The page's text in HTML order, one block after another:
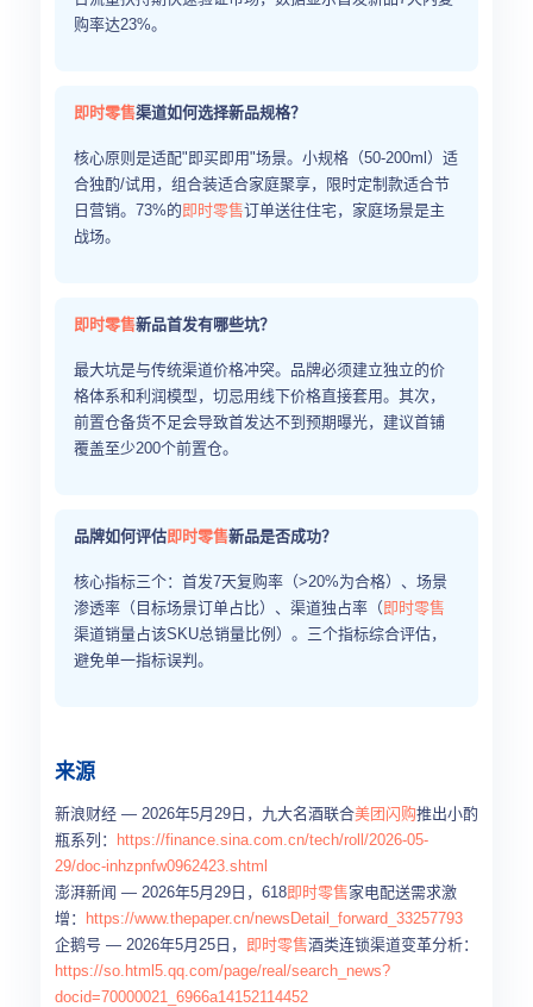
购率达23%。
即时零售渠道如何选择新品规格？
核心原则是适配"即买即用"场景。小规格（50-200ml）适
合独酌/试用，组合装适合家庭聚享，限时定制款适合节
日营销。73%的 即时零售订单送往住宅，家庭场景是主
战场。
即时零售新品首发有哪些坑？
最大坑是与传统渠道价格冲突。品牌必须建立独立的价
格体系和利润模型，切忌用线下价格直接套用。其次，
前置仓备货不足会导致首发达不到预期曝光，建议首铺
覆盖至少200个前置仓。
品牌如何评估即时零售新品是否成功？
核心指标三个：首发7天复购率（>20%为合格）、场景
渗透率（目标场景订单占比）、渠道独占率（ 即时零售
渠道销量占该SKU总销量比例）。三个指标综合评估，
避免单一指标误判。
来源
新浪财经 — 2026年5月29日，九大名酒联合美团闪购推出小酌
瓶系列：
https://finance.sina.com.cn/tech/roll/2026-05-
29/doc-inhzpnfw0962423.shtml
澎湃新闻 — 2026年5月29日，618即时零售家电配送需求激
增：
https://www.thepaper.cn/newsDetail_forward_33257793
企鹅号 — 2026年5月25日，
即时零售酒类连锁渠道变革分析：
https://so.html5.qq.com/page/real/search_news?
docid=70000021_6966a14152114452